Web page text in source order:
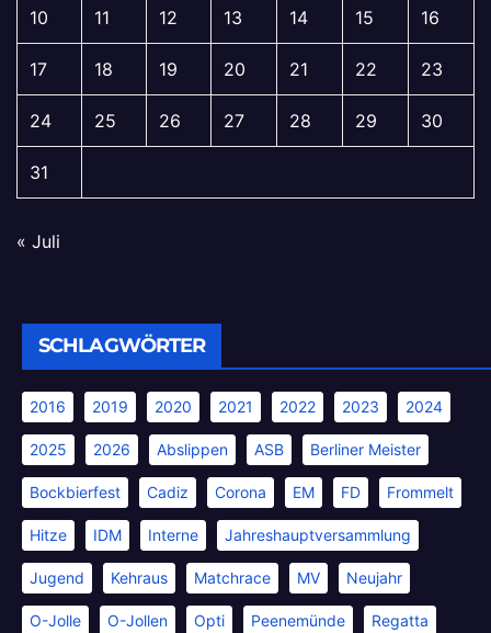
10 11 12 13 14 15 16
17 18 19 20 21 22 23
24 25 26 27 28 29 30
31
« Juli
SCHLAGWÖRTER
2016 2019 2020 2021 2022 2023 2024
2025 2026 Abslippen ASB Berliner Meister
Bockbierfest Cadiz Corona EM FD Frommelt
Hitze IDM Interne Jahreshauptversammlung
Jugend Kehraus Matchrace MV Neujahr
O-Jolle O-Jollen Opti Peenemünde Regatta